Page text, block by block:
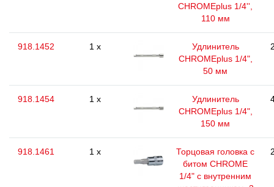
CHROMEplus 1/4'',
110 мм
918.1452 1 x
Удлинитель
CHROMEplus 1/4",
50 мм
918.1454 1 x
Удлинитель
CHROMEplus 1/4",
150 мм
918.1461 1 x
Торцовая головка с
битом CHROME
1/4" с внутренним